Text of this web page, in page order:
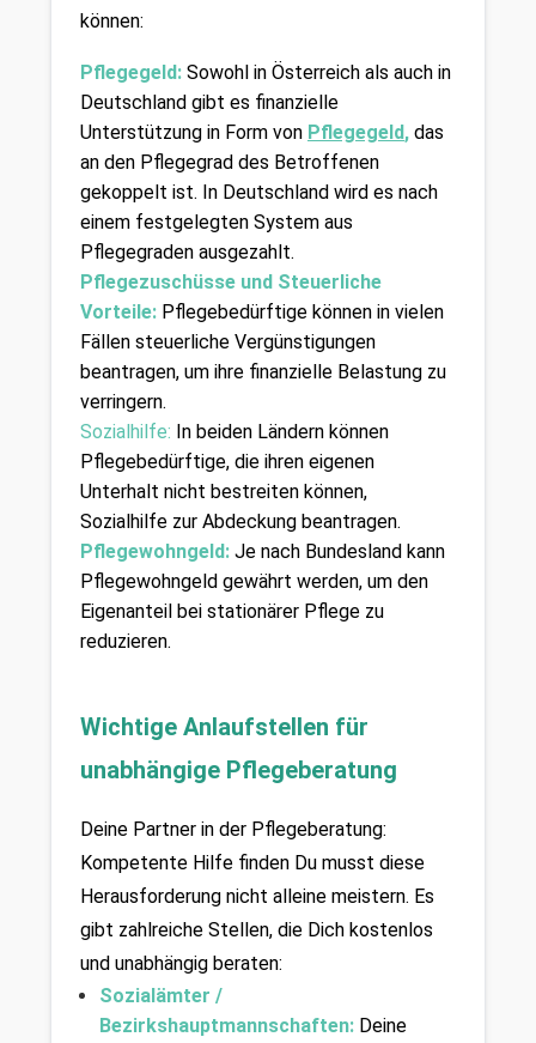
können:
Pflegegeld: Sowohl in Österreich als auch in
Deutschland gibt es finanzielle
Unterstützung in Form von Pflegegeld, das
an den Pflegegrad des Betroffenen
gekoppelt ist. In Deutschland wird es nach
einem festgelegten System aus
Pflegegraden ausgezahlt.
Pflegezuschüsse und Steuerliche
Vorteile: Pflegebedürftige können in vielen
Fällen steuerliche Vergünstigungen
beantragen, um ihre finanzielle Belastung zu
verringern.
Sozialhilfe: In beiden Ländern können
Pflegebedürftige, die ihren eigenen
Unterhalt nicht bestreiten können,
Sozialhilfe zur Abdeckung beantragen.
Pflegewohngeld: Je nach Bundesland kann
Pflegewohngeld gewährt werden, um den
Eigenanteil bei stationärer Pflege zu
reduzieren.
Wichtige Anlaufstellen für
unabhängige Pflegeberatung
Deine Partner in der Pflegeberatung:
Kompetente Hilfe finden Du musst diese
Herausforderung nicht alleine meistern. Es
gibt zahlreiche Stellen, die Dich kostenlos
und unabhängig beraten:
Sozialämter /
Bezirkshauptmannschaften: Deine